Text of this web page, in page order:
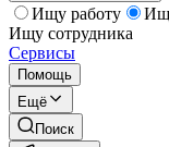
Ищу работу
Ищу сотрудника
Сервисы
Помощь
Ещё
Поиск